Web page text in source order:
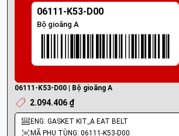
06111-K53-D00
Bộ gioăng A
06111-K53-D00 | Bộ gioăng A
2.094.406 ₫
ENG: GASKET KIT_A EAT BELT
MÃ PHỤ TÙNG: 06111-K53-D00